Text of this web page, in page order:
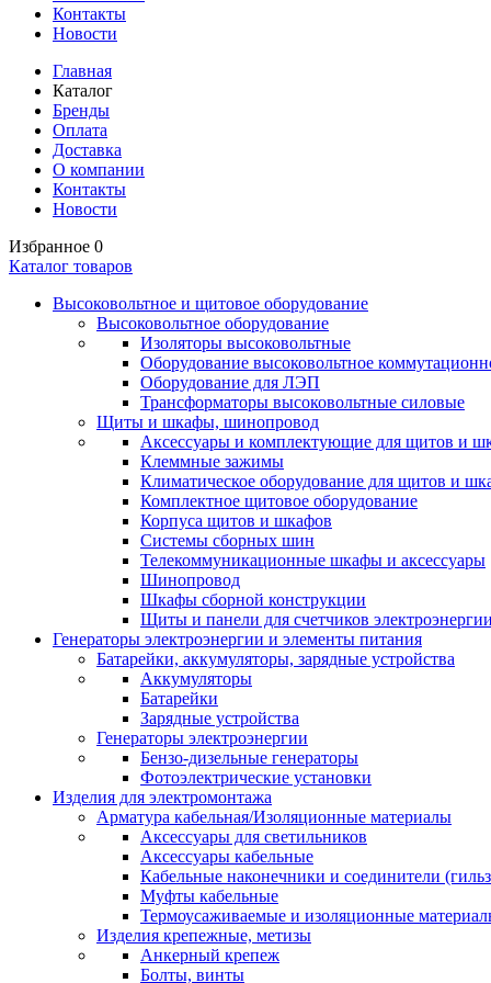
Контакты
Новости
Главная
Каталог
Бренды
Оплата
Доставка
О компании
Контакты
Новости
Избранное 0
Каталог товаров
Высоковольтное и щитовое оборудование
Высоковольтное оборудование
Изоляторы высоковольтные
Оборудование высоковольтное
Оборудование для ЛЭП
Трансформаторы высоковольтные силовые
Щиты и шкафы, шинопровод
Аксессуары и комплектующие для щитов и
Клеммные зажимы
Климатическое оборудование для щитов и
Комплектное щитовое оборудование
Корпуса щитов и шкафов
Системы сборных шин
Телекоммуникационные шкафы и аксессуары
Шинопровод
Шкафы сборной конструкции
Щиты и панели для счетчиков электроэнергии
Генераторы электроэнергии и элементы питания
Батарейки, аккумуляторы, зарядные устройства
Аккумуляторы
Батарейки
Зарядные устройства
Генераторы электроэнергии
Бензо-дизельные генераторы
Фотоэлектрические установки
Изделия для электромонтажа
Арматура кабельная/Изоляционные материалы
Аксессуары для светильников
Аксессуары кабельные
Кабельные наконечники и соединители
Муфты кабельные
Термоусаживаемые и изоляционные
Изделия крепежные, метизы
Анкерный крепеж
Болты, винты